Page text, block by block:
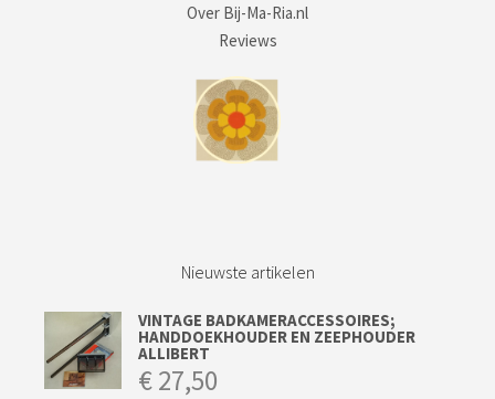
Over Bij-Ma-Ria.nl
Reviews
Nieuwste artikelen
VINTAGE BADKAMERACCESSOIRES;
HANDDOEKHOUDER EN ZEEPHOUDER
ALLIBERT
€27,50